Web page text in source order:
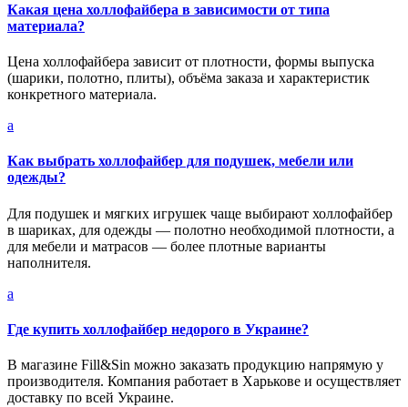
Какая цена холлофайбера в зависимости от типа
материала?
Цена холлофайбера зависит от плотности, формы выпуска
(шарики, полотно, плиты), объёма заказа и характеристик
конкретного материала.
a
Как выбрать холлофайбер для подушек, мебели или
одежды?
Для подушек и мягких игрушек чаще выбирают холлофайбер
в шариках, для одежды — полотно необходимой плотности, а
для мебели и матрасов — более плотные варианты
наполнителя.
a
Где купить холлофайбер недорого в Украине?
В магазине Fill&Sin можно заказать продукцию напрямую у
производителя. Компания работает в Харькове и осуществляет
доставку по всей Украине.